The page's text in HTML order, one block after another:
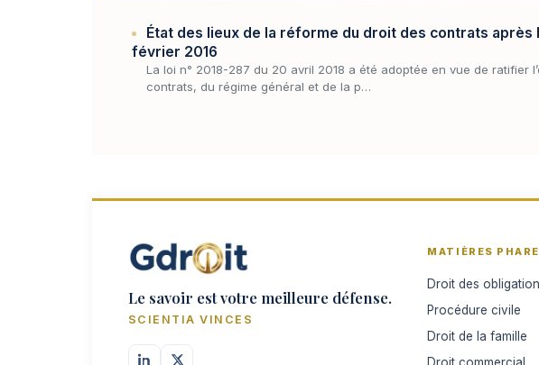
État des lieux de la réforme du droit des contrats après
février 2016
La loi n° 2018-287 du 20 avril 2018 a été adoptée en vue de ratifier
contrats, du régime général et de la p…
Le savoir est votre meilleure défense.
SCIENTIA VINCES
MATIÈRES
Droit des
Procédure civile
Droit de la famille
Droit commercial